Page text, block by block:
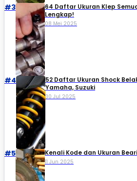
#3
64 Daftar Ukuran Klep
Lengkap!
08 Mei 2025
#4
52 Daftar Ukuran Shock
Yamaha, Suzuki​
30 Jul 2025
#5 Kenali Kode dan Ukuran
11 Jun 2025